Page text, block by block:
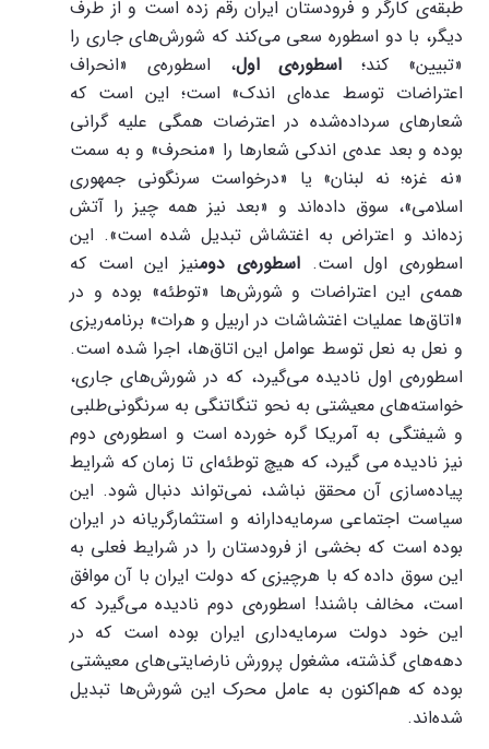
طبقه‌ی کارگر و فرودستان ایران رقم زده است و از طرف
دیگر، با دو اسطوره سعی می‌کند که شورش‌های جاری را
«تبیین» کند؛ اسطوره‌ی اول، اسطوره‌ی «انحراف
اعتراضات توسط عده‌ای اندک» است؛ این است که
شعارهای سرداده‌شده در اعترضات همگی علیه گرانی
بوده و بعد عده‌ی اندکی شعارها را «منحرف» و به سمت
«نه غزه؛ نه لبنان» یا «درخواست سرنگونی جمهوری
اسلامی»، سوق داده‌اند و «بعد نیز همه چیز را آتش
زده‌اند و اعتراض به اغتشاش تبدیل شده است». این
اسطوره‌ی اول است.اسطوره‌ی دومنیز این است که
همه‌ی این اعتراضات و شورش‌ها «توطئه» بوده و در
«اتاق‌ها عملیات اغتشاشات در اربیل و هرات» برنامه‌ریزی
و نعل به نعل توسط عوامل این اتاق‌ها، اجرا شده است.
اسطوره‌ی اول نادیده می‌گیرد، که در شورش‌های جاری،
خواسته‌های معیشتی به نحو تنگاتنگی به سرنگونی‌طلبی
و شیفتگی به آمریکا گره خورده است و اسطوره‌ی دوم
نیز نادیده می گیرد، که هیچ توطئه‌ای تا زمان که شرایط
پیاده‌سازی آن محقق نباشد، نمی‌تواند دنبال شود. این
سیاست اجتماعی سرمایه‌دارانه و استثمارگریانه در ایران
بوده است که بخشی از فرودستان را در شرایط فعلی به
این سوق داده که با هرچیزی که دولت ایران با آن موافق
است، مخالف باشند! اسطوره‌ی دوم نادیده می‌گیرد که
این خود دولت سرمایه‌داری ایران بوده است که در
دهه‌های گذشته، مشغول پرورش نارضایتی‌های معیشتی
بوده که هم‌اکنون به عامل محرک این شورش‌ها تبدیل
شده‌اند.